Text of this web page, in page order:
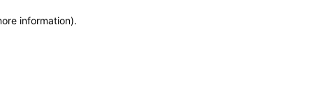
information).